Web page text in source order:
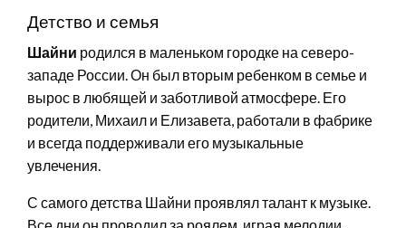
Детство и семья
Шайни родился в маленьком городке на северо-
западе России. Он был вторым ребенком в семье и
вырос в любящей и заботливой атмосфере. Его
родители, Михаил и Елизавета, работали в фабрике
и всегда поддерживали его музыкальные
увлечения.
С самого детства Шайни проявлял талант к музыке.